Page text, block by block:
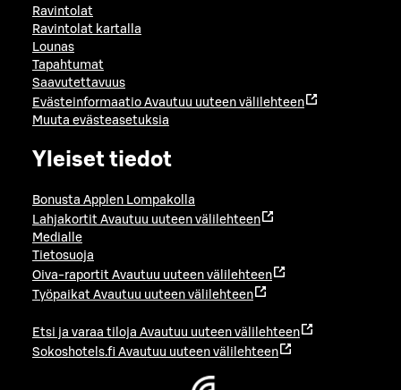
Ravintolat
Ravintolat kartalla
Lounas
Tapahtumat
Saavutettavuus
Evästeinformaatio Avautuu uuteen välilehteen
Muuta evästeasetuksia
Yleiset tiedot
Bonusta Applen Lompakolla
Lahjakortit Avautuu uuteen välilehteen
Medialle
Tietosuoja
Oiva-raportit Avautuu uuteen välilehteen
Työpaikat Avautuu uuteen välilehteen
Etsi ja varaa tiloja Avautuu uuteen välilehteen
Sokoshotels.fi Avautuu uuteen välilehteen